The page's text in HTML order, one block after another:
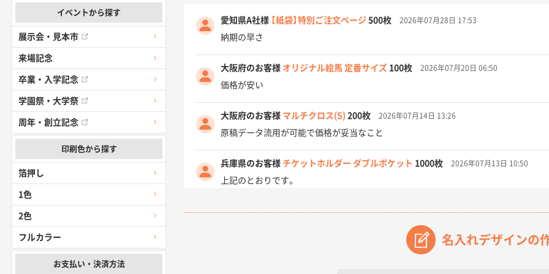
イベントから探す
展示会・見本市
来場記念
卒業・入学記念
学園祭・大学祭
周年・創立記念
印刷色から探す
箔押し
1色
2色
フルカラー
お支払い・決済方法
愛知県A社様 【紙袋】特別ご注文ページ 500枚 2026年07月28日 17:53
納期の早さ
大阪府のお客様 オリジナル絵馬 定番サイズ 100枚 2026年07月20日 06:50
価格が安い
大阪府のお客様 マルチクロス(S) 200枚 2026年07月14日 13:26
原稿データ流用が可能で価格が妥当なこと
兵庫県のお客様 チケットホルダー ダブルポケット 1000枚 2026年07月13日 10:50
上記のとおりです。
愛知県I社様 【オーダー商品】特別ご注文ページ043000枚 2026年07月03日 09:23
名入れデザインの